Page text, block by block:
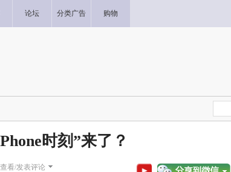
论坛 分类广告 购物
时刻”来了？
查看/发表评论